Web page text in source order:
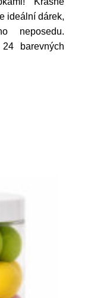
ideální dárek,
neposedu.
barevných